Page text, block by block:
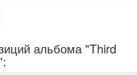
альбома "Third